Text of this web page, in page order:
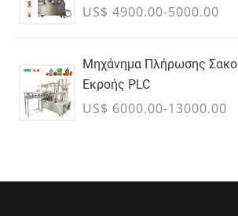
US$ 4900.00-5000.00
Μηχάνημα Πλήρωσης
Εκροής PLC
US$ 6000.00-13000.00